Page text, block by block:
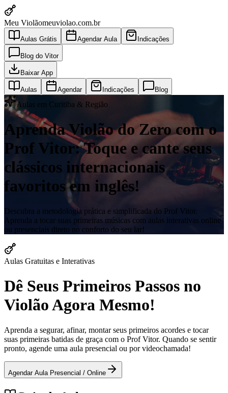
Meu Violãomeuviolao.com.br
Aulas Grátis Agendar Aula Indicações
Blog do Vitor
Baixar App
Aulas Agendar Indicações Blog
Aulas em Curitiba & Região
Aprenda Violão do Zero com o
Prof Vitor: Toque e cante seus
clássicos internacionais
favoritos em inglês!
Descubra a metodologia prática e simplificada do Prof Vitor.
Aprenda a tocar suas primeiras músicas com aulas interativas online
ou presenciais direto no conforto do seu lar!
Aulas Gratuitas e Interativas
Dê Seus Primeiros Passos no
Violão Agora Mesmo!
Aprenda a segurar, afinar, montar seus primeiros acordes e tocar
suas primeiras batidas de graça com o Prof Vitor. Quando se sentir
pronto, agende uma aula presencial ou por videochamada!
Agendar Aula Presencial / Online